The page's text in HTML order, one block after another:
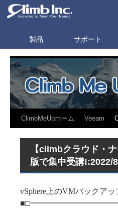
製品 サポート
ClimbMeUpホーム Veeam
【climbクラウド・
版で集中受講!:2022/8
vSphere上のVMバックア